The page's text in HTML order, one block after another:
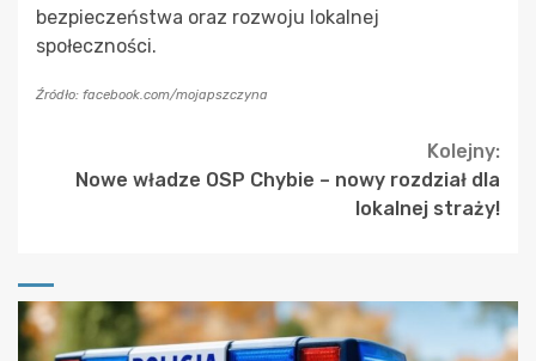
bezpieczeństwa oraz rozwoju lokalnej
społeczności.
Źródło: facebook.com/mojapszczyna
Continue
Kolejny:
Nowe władze OSP Chybie – nowy rozdział dla
lokalnej straży!